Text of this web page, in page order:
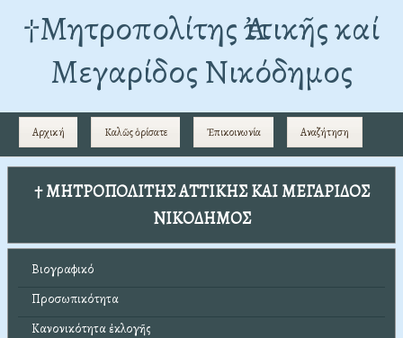
†Mητροπολίτης Ἀττικῆς καί
Μεγαρίδος Νικόδημος
Αρχική Καλῶς ὁρίσατε Ἐπικοινωνία Αναζήτηση
† ΜΗΤΡΟΠΟΛΙΤΗΣ ΑΤΤΙΚΗΣ ΚΑΙ ΜΕΓΑΡΙΔΟΣ
ΝΙΚΟΔΗΜΟΣ
Βιογραφικό
Προσωπικότητα
Κανονικότητα ἐκλογῆς